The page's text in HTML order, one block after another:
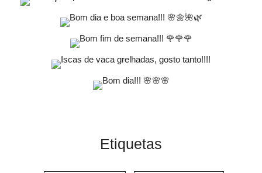
Etiquetas